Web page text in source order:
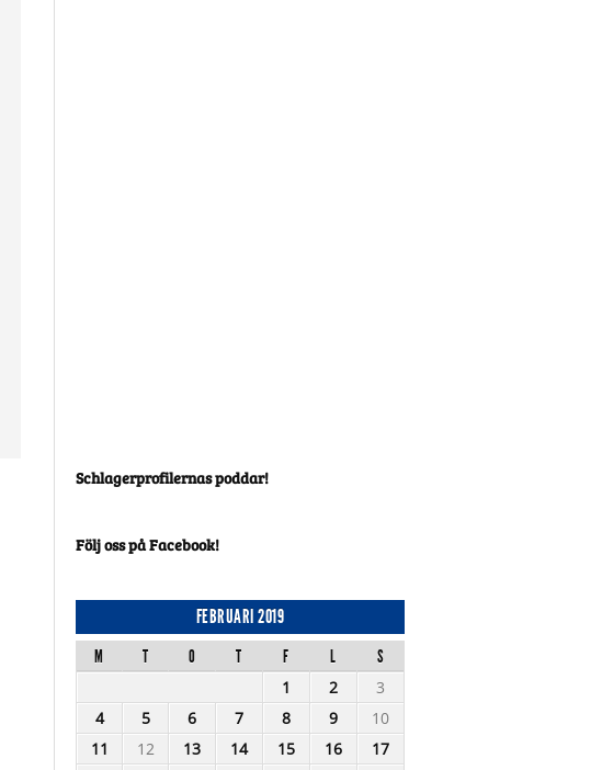
Schlagerprofilernas poddar!
Följ oss på Facebook!
FEBRUARI 2019
M T O T F L
S
1
2
3
4
5 6 7 8 9
10
11
12 13 14 15 16
17